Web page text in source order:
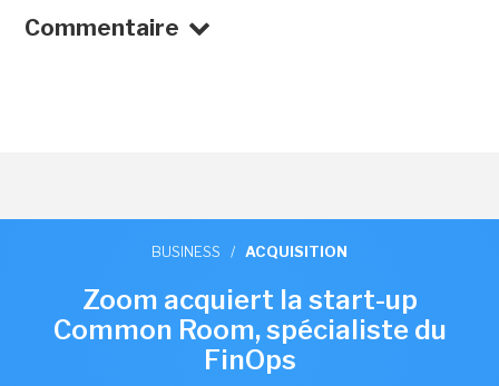
Commentaire
BUSINESS / ACQUISITION
Zoom acquiert la start-up
Common Room, spécialiste du
FinOps